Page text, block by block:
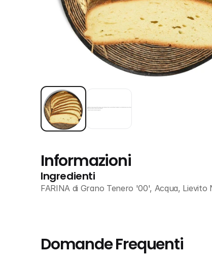
Informazioni
Ingredienti
FARINA di Grano Tenero '00', Acqua,
Domande Frequenti